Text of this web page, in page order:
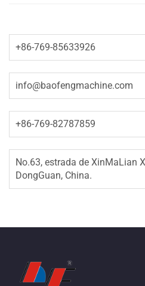
+86-769-85633926
info@baofengmachine.com
+86-769-82787859
No.63, estrada de XinMaLian
DongGuan, China.